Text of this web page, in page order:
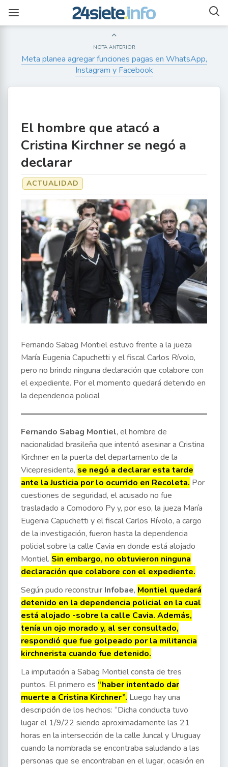
NOTA ANTERIOR
Meta planea agregar funciones pagas en WhatsApp,
Instagram y Facebook
El hombre que atacó a
Cristina Kirchner se negó a
declarar
ACTUALIDAD
Fernando Sabag Montiel estuvo frente a la jueza
María Eugenia Capuchetti y el fiscal Carlos Rívolo,
pero no brindo ninguna declaración que colabore con
el expediente. Por el momento quedará detenido en
la dependencia policial
Fernando Sabag Montiel, el hombre de
nacionalidad brasileña que intentó asesinar a Cristina
Kirchner en la puerta del departamento de la
Vicepresidenta, se negó a declarar esta tarde
ante la Justicia por lo ocurrido en Recoleta. Por
cuestiones de seguridad, el acusado no fue
trasladado a Comodoro Py y, por eso, la jueza María
Eugenia Capuchetti y el fiscal Carlos Rívolo, a cargo
de la investigación, fueron hasta la dependencia
policial sobre la calle Cavia en donde está alojado
Montiel. Sin embargo, no obtuvieron ninguna
declaración que colabore con el expediente.
Según pudo reconstruir Infobae, Montiel quedará
detenido en la dependencia policial en la cual
está alojado -sobre la calle Cavia. Además,
tenía un ojo morado y, al ser consultado,
respondió que fue golpeado por la militancia
kirchnerista cuando fue detenido.
La imputación a Sabag Montiel consta de tres
puntos. El primero es “haber intentado dar
muerte a Cristina Kirchner”. Luego hay una
descripción de los hechos: “Dicha conducta tuvo
lugar el 1/9/22 siendo aproximadamente las 21
horas en la intersección de la calle Juncal y Uruguay
cuando la nombrada se encontraba saludando a las
personas que se encontraban en el lugar, ocasión en